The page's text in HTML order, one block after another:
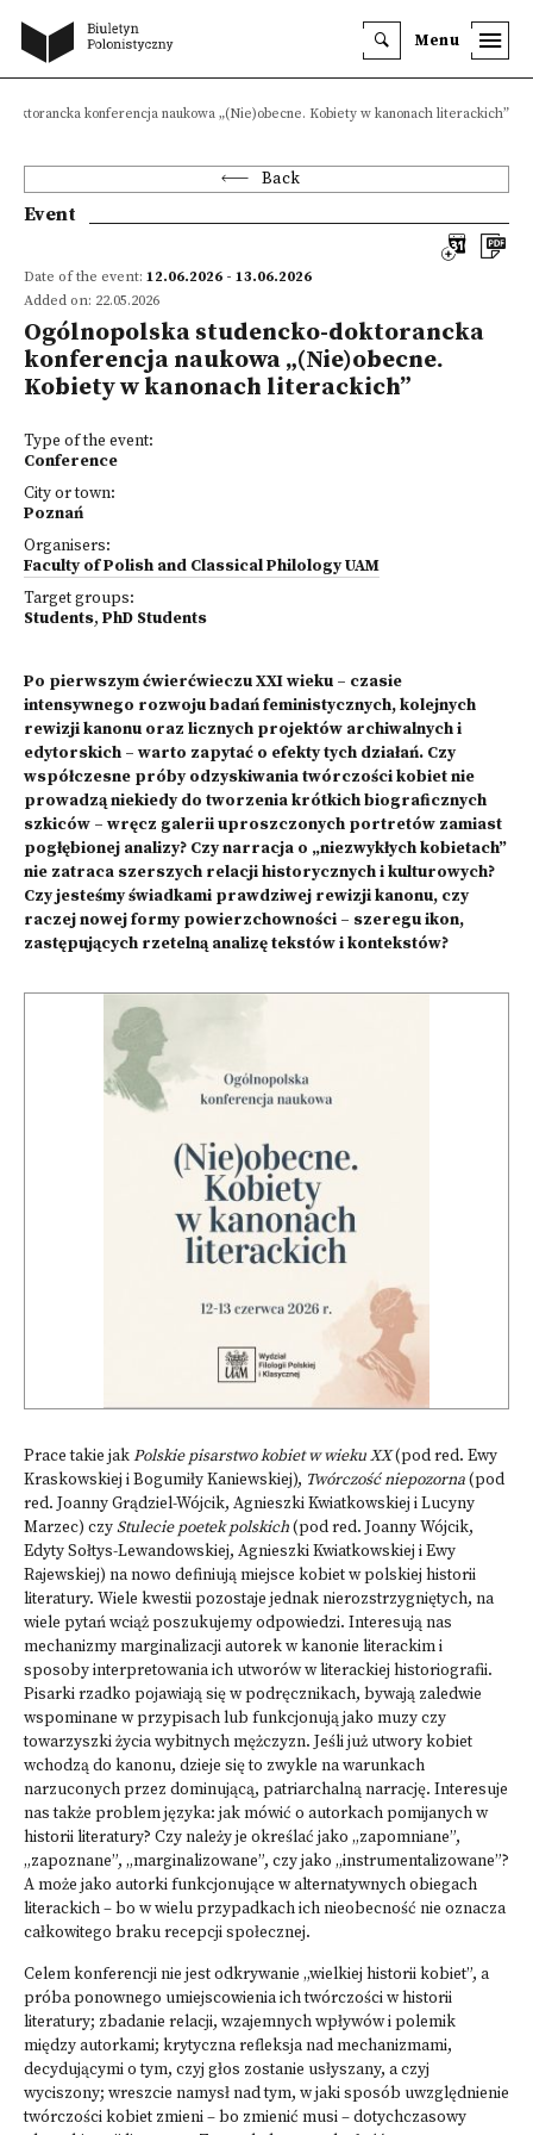
Menu
doktorancka konferencja naukowa „(Nie)obecne. Kobiety w kanonach literackich”
Back
Event
Date of the event: 12.06.2026 - 13.06.2026
Added on: 22.05.2026
Ogólnopolska studencko-doktorancka
konferencja naukowa „(Nie)obecne.
Kobiety w kanonach literackich”
Type of the event:
Conference
City or town:
Poznań
Organisers:
Faculty of Polish and Classical Philology UAM
Target groups:
Students, PhD Students
Po pierwszym ćwierćwieczu XXI wieku – czasie
intensywnego rozwoju badań feministycznych, kolejnych
rewizji kanonu oraz licznych projektów archiwalnych i
edytorskich – warto zapytać o efekty tych działań. Czy
współczesne próby odzyskiwania twórczości kobiet nie
prowadzą niekiedy do tworzenia krótkich biograficznych
szkiców – wręcz galerii uproszczonych portretów zamiast
pogłębionej analizy? Czy narracja o „niezwykłych kobietach”
nie zatraca szerszych relacji historycznych i kulturowych?
Czy jesteśmy świadkami prawdziwej rewizji kanonu, czy
raczej nowej formy powierzchowności – szeregu ikon,
zastępujących rzetelną analizę tekstów i kontekstów?
Prace takie jakPolskie pisarstwo kobiet w wieku XX(pod red. Ewy
Kraskowskiej i Bogumiły Kaniewskiej), Twórczość niepozorna(pod
red. Joanny Grądziel-Wójcik, Agnieszki Kwiatkowskiej i Lucyny
Marzec) czyStulecie poetek polskich(pod red. Joanny Wójcik,
Edyty Sołtys-Lewandowskiej, Agnieszki Kwiatkowskiej i Ewy
Rajewskiej) na nowo definiują miejsce kobiet w polskiej historii
literatury. Wiele kwestii pozostaje jednak nierozstrzygniętych, na
wiele pytań wciąż poszukujemy odpowiedzi. Interesują nas
mechanizmy marginalizacji autorek w kanonie literackim i
sposoby interpretowania ich utworów w literackiej historiografii.
Pisarki rzadko pojawiają się w podręcznikach, bywają zaledwie
wspominane w przypisach lub funkcjonują jako muzy czy
towarzyszki życia wybitnych mężczyzn. Jeśli już utwory kobiet
wchodzą do kanonu, dzieje się to zwykle na warunkach
narzuconych przez dominującą, patriarchalną narrację. Interesuje
nas także problem języka: jak mówić o autorkach pomijanych w
historii literatury? Czy należy je określać jako „zapomniane”,
„zapoznane”, „marginalizowane”, czy jako „instrumentalizowane”?
A może jako autorki funkcjonujące w alternatywnych obiegach
literackich – bo w wielu przypadkach ich nieobecność nie oznacza
całkowitego braku recepcji społecznej.
Celem konferencji nie jest odkrywanie „wielkiej historii kobiet”, a
próba ponownego umiejscowienia ich twórczości w historii
literatury; zbadanie relacji, wzajemnych wpływów i polemik
między autorkami; krytyczna refleksja nad mechanizmami,
decydującymi o tym, czyj głos zostanie usłyszany, a czyj
wyciszony; wreszcie namysł nad tym, w jaki sposób uwzględnienie
twórczości kobiet zmieni – bo zmienić musi – dotychczasowy